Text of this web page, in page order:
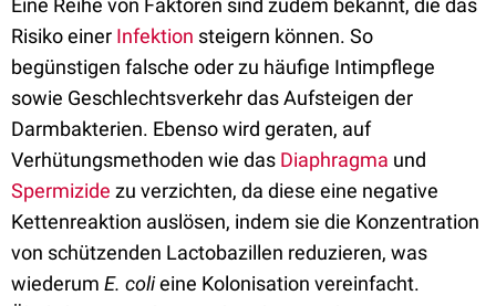
Eine Reihe von Faktoren sind zudem bekannt, die das
Risiko einer Infektion steigern können. So
begünstigen falsche oder zu häufige Intimpflege
sowie Geschlechtsverkehr das Aufsteigen der
Darmbakterien. Ebenso wird geraten, auf
Verhütungsmethoden wie das Diaphragma und
Spermizide zu verzichten, da diese eine negative
Kettenreaktion auslösen, indem sie die Konzentration
von schützenden Lactobazillen reduzieren, was
wiederum E. colieine Kolonisation vereinfacht.